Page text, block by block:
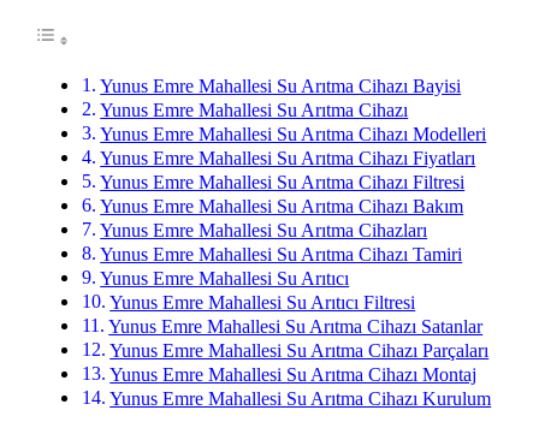
Yunus Emre Mahallesi Su Arıtma Cihazı Bayisi
Yunus Emre Mahallesi Su Arıtma Cihazı
Yunus Emre Mahallesi Su Arıtma Cihazı Modelleri
Yunus Emre Mahallesi Su Arıtma Cihazı Fiyatları
Yunus Emre Mahallesi Su Arıtma Cihazı Filtresi
Yunus Emre Mahallesi Su Arıtma Cihazı Bakım
Yunus Emre Mahallesi Su Arıtma Cihazları
Yunus Emre Mahallesi Su Arıtma Cihazı Tamiri
Yunus Emre Mahallesi Su Arıtıcı
Yunus Emre Mahallesi Su Arıtıcı Filtresi
Yunus Emre Mahallesi Su Arıtma Cihazı Satanlar
Yunus Emre Mahallesi Su Arıtma Cihazı Parçaları
Yunus Emre Mahallesi Su Arıtma Cihazı Montaj
Yunus Emre Mahallesi Su Arıtma Cihazı Kurulum